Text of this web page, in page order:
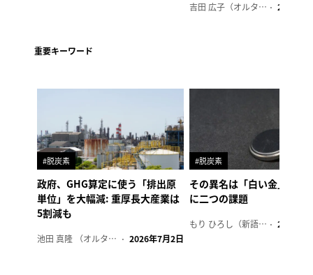
吉田 広子（オルタナ輪番編集長） 2026年6
重要キーワード
#脱炭素
政府、GHG算定に使う「排出原
単位」を大幅減: 重厚長大産業は
5割減も
池田 真隆 （オルタナ輪番編集長） 2026年7月2日
#脱炭素
その異名は「白い金」、リ
に二つの課題
もり ひろし（新語ウォッチャー） 2023年7